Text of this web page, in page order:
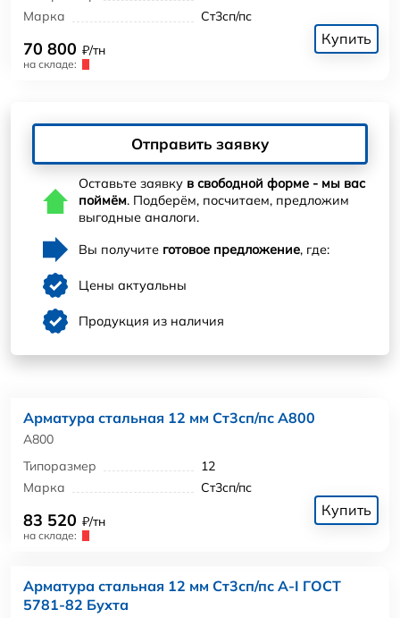
Марка
Ст3сп/пс
70 800 ₽/тн
на складе:
Купить
Отправить заявку
Оставьте заявку в свободной форме - мы вас
поймём. Подберём, посчитаем, предложим
выгодные аналоги.
Вы получите готовое предложение, где:
Цены актуальны
Продукция из наличия
Арматура стальная 12 мм Ст3сп/пс А800
А800
Типоразмер
12
Марка
Ст3сп/пс
83 520 ₽/тн
на складе:
Купить
Арматура стальная 12 мм Ст3сп/пс А-I ГОСТ
5781-82 Бухта